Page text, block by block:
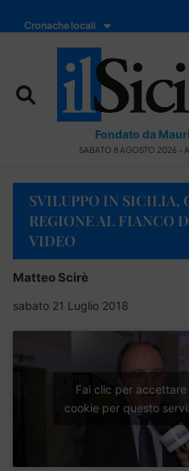
Cronache locali
Fondato da
SABATO 8 AGOSTO 2026 -
SVILUPPO IN SICILIA,
REGIONE AL FIANCO
VIDEO
Matteo Scirè
sabato 21 Luglio 2018
Fai clic per accettare
cookie per questo